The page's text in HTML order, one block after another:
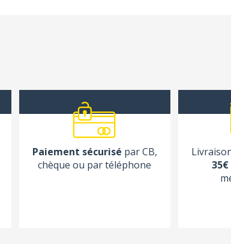
Paiement sécurisé par CB,
chèque ou par téléphone
35€